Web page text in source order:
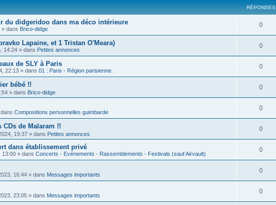
RÉPONSES
du didgeridoo dans ma déco intérieure
» dans Brico-didge
0
Lapaine, et 1 Tristan O'Meara)
14:24 » dans Petites annonces
0
de SLY à Paris
22:13 » dans 01 : Paris - Région parisienne.
0
bébé !!
» dans Brico-didge
0
Compositions personnelles guimbarde
0
CDs de Malaram !!
19:37 » dans Petites annonces
0
dans établissement privé
13:00 » dans Concerts - Evénements - Rassemblements - Festivals (sauf Airvault)
0
16:44 » dans Messages importants
0
23:05 » dans Messages importants
0